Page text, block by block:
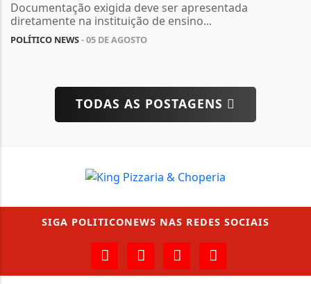
Documentação exigida deve ser apresentada
diretamente na instituição de ensino...
POLÍTICO NEWS- 05 DE AGOSTO
TODAS AS POSTAGENS
SIGA POLITICONEWS NAS REDES SOCIAIS